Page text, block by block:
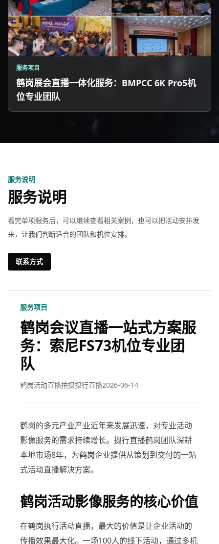
服务项目
鹤岗展会直播一体化服务：BMPCC 6K Pro5机
位专业团队
服务说明
服务说明
看完单项服务后，可以继续查看相关案例，也可以把活动安排发
来，让我们判断适合的团队和机位安排。
联系方式
服务项目
鹤岗会议直播一站式方案服
务：索尼FS73机位专业团
队
鹤岗活动直播拍摄摄行直播2026-06-14
鹤岗的多元产业产业近年来发展迅速，对专业活动
影像服务的需求持续增长。摄行直播鹤岗团队深耕
本地市场8年，为鹤岗企业提供从策划到交付的一站
式活动直播解决方案。
鹤岗活动影像服务的核心价值
在鹤岗执行活动直播，最大的价值是让企业活动的
传播效果最大化。一场100人的线下活动，通过多机